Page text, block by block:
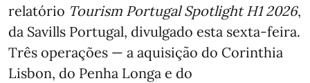
relatório Tourism Portugal Spotlight H1 2026,
da Savills Portugal, divulgado esta sexta-feira.
Três operações — a aquisição do Corinthia
Lisbon, do Penha Longa e do